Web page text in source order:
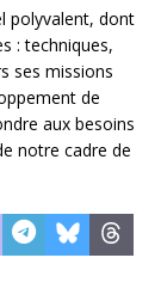
polyvalent, dont
: techniques,
ses missions
de
aux besoins
notre cadre de